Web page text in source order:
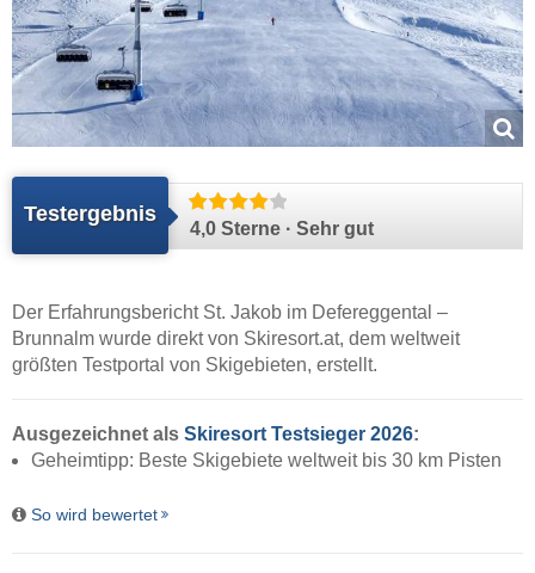
Testergebnis
4,0 Sterne · Sehr gut
Der Erfahrungsbericht St. Jakob im Defereggental –
Brunnalm wurde direkt von Skiresort.at, dem weltweit
größten Testportal von Skigebieten, erstellt.
Ausgezeichnet als Skiresort Testsieger 2026:
Geheimtipp: Beste Skigebiete weltweit bis 30 km Pisten
So wird bewertet